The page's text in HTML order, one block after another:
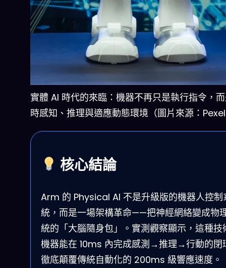
實體 AI 時代的來臨：機器不再只是執行指令，
時感知、推理與適應動態環境（圖片來源：
核心結論
Arm 的 Physical AI 不是升級版的機器人控制
統，而是一場架構革命——把神經網絡變成物
統的「大腦隨身包」。實測觀察顯示，這種技
機器能在 10ms 內完成感測→推理→行動的閉
徹底顛覆傳統自動化的 200ms 級響應速度。